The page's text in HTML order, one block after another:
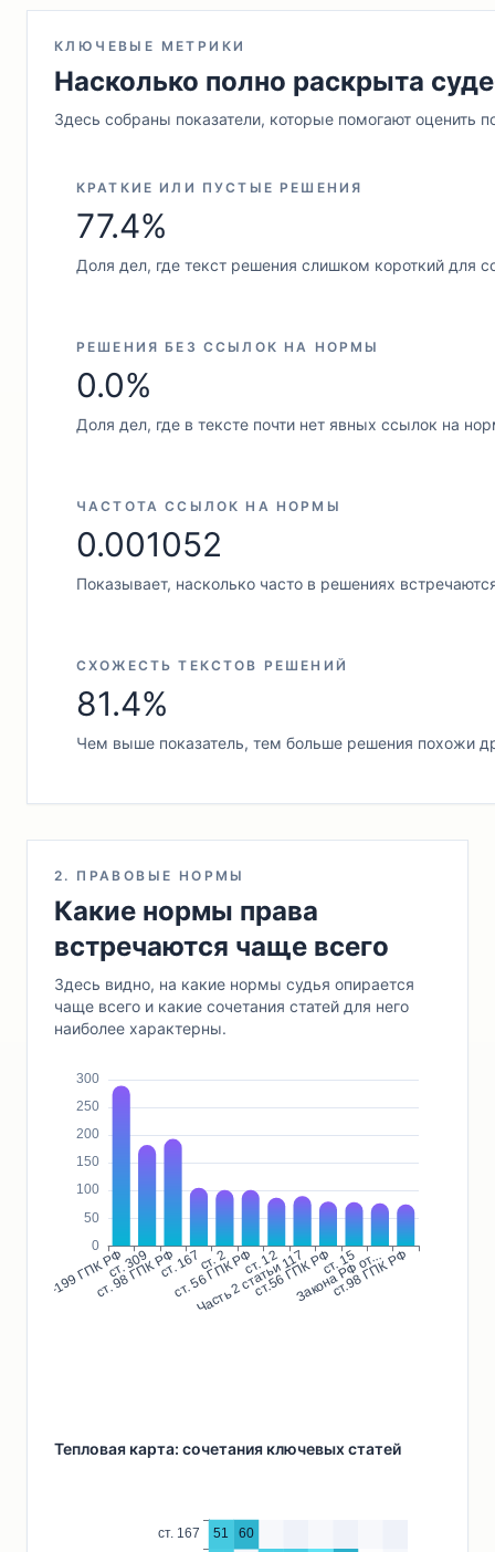
КЛЮЧЕВЫЕ МЕТРИКИ
Насколько полно раскрыта
Здесь собраны показатели, которые помогают оценить
КРАТКИЕ ИЛИ ПУСТЫЕ РЕШЕНИЯ
77.4%
Доля дел, где текст решения слишком короткий для
РЕШЕНИЯ БЕЗ ССЫЛОК НА НОРМЫ
0.0%
Доля дел, где в тексте почти нет явных ссылок на
ЧАСТОТА ССЫЛОК НА НОРМЫ
0.001052
Показывает, насколько часто в решениях
СХОЖЕСТЬ ТЕКСТОВ РЕШЕНИЙ
81.4%
Чем выше показатель, тем больше решения похожи
2. ПРАВОВЫЕ НОРМЫ
Какие нормы права
встречаются чаще всего
Здесь видно, на какие нормы судья опирается
чаще всего и какие сочетания статей для него
наиболее характерны.
Тепловая карта: сочетания ключевых статей